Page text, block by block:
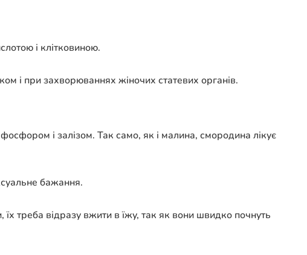
і клітковиною.
і при захворюваннях жіночих статевих органів.
і залізом. Так само, як і малина, смородина лікує
бажання.
треба відразу вжити в їжу, так як вони швидко почнуть